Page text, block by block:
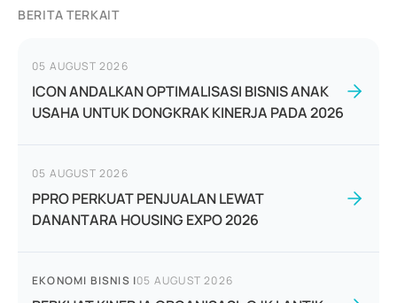
BERITA TERKAIT
05 AUGUST 2026
ICON ANDALKAN OPTIMALISASI BISNIS ANAK
USAHA UNTUK DONGKRAK KINERJA PADA 2026
05 AUGUST 2026
PPRO PERKUAT PENJUALAN LEWAT
DANANTARA HOUSING EXPO 2026
EKONOMI BISNIS |05 AUGUST 2026